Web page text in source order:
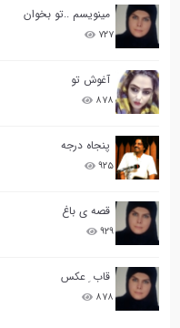
مینویسم ..تو بخوان
۷۲۷
آغوش تو
۸۷۸
پنجاه درجه
۹۲۵
قصه ی باغ
۹۲۹
قاب ِ عکس
۸۷۸